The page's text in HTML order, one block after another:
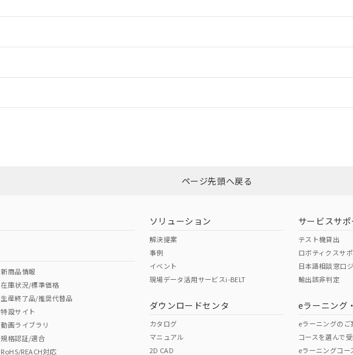
ダウンロードはこちら
Cr(VI)
（日本
（アメリカ
この製品の規格認証/適合
その他の認証はこちらのページからご
ページ先頭へ戻る
新商品情報
在庫状況/標準価格
生産終了品/推奨代替品
特設サイト
動画ライブラリ
規格認証/適合
RoHS/REACH対応
ソリューション
解決提案
事例
イベント
現場データ活用サービスi-BELT
ダウンロードセンタ
カタログ
マニュアル
2D CAD
サービスサポ
テスト機貸出
ロボティクスサ
日本語相談窓口
輸出該非判定
eラーニング
eラーニングのご
コースを選んで
eラーニングコー